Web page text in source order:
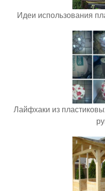
Идеи использования
Лайфхаки из